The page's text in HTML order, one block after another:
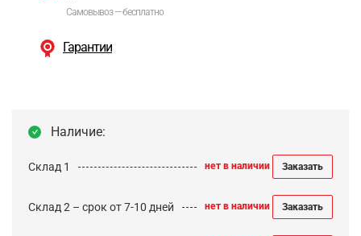
Самовывоз — бесплатно
Гарантии
Наличие:
Склад 1 нет в наличии Заказать
Склад 2 – срок от 7-10 дней нет в наличии Заказать